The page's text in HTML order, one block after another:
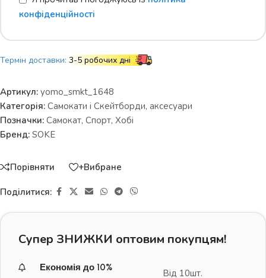
конфіденційності
Термін доставки: 3-5 робочих дні
Артикул: yomo_smkt_1648
Категорія: Самокати і Скейтборди, аксесуари
Позначки: Самокат, Спорт, Хобі
Бренд: SOKE
Порівняти +Вибране
Поділитися:
Супер ЗНИЖКИ оптовим покупцям!
Економія до 10% Від 10шт.